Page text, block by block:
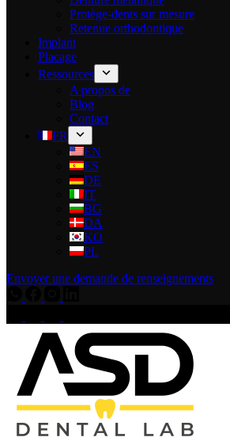
Protège-dents sur mesure
Retenue orthodontique
Implant
Placage
Ressources
A propos de
Blog
Contact
FR
EN
ES
DE
IT
BG
DA
KO
PL
Envoyer une demande de renseignements